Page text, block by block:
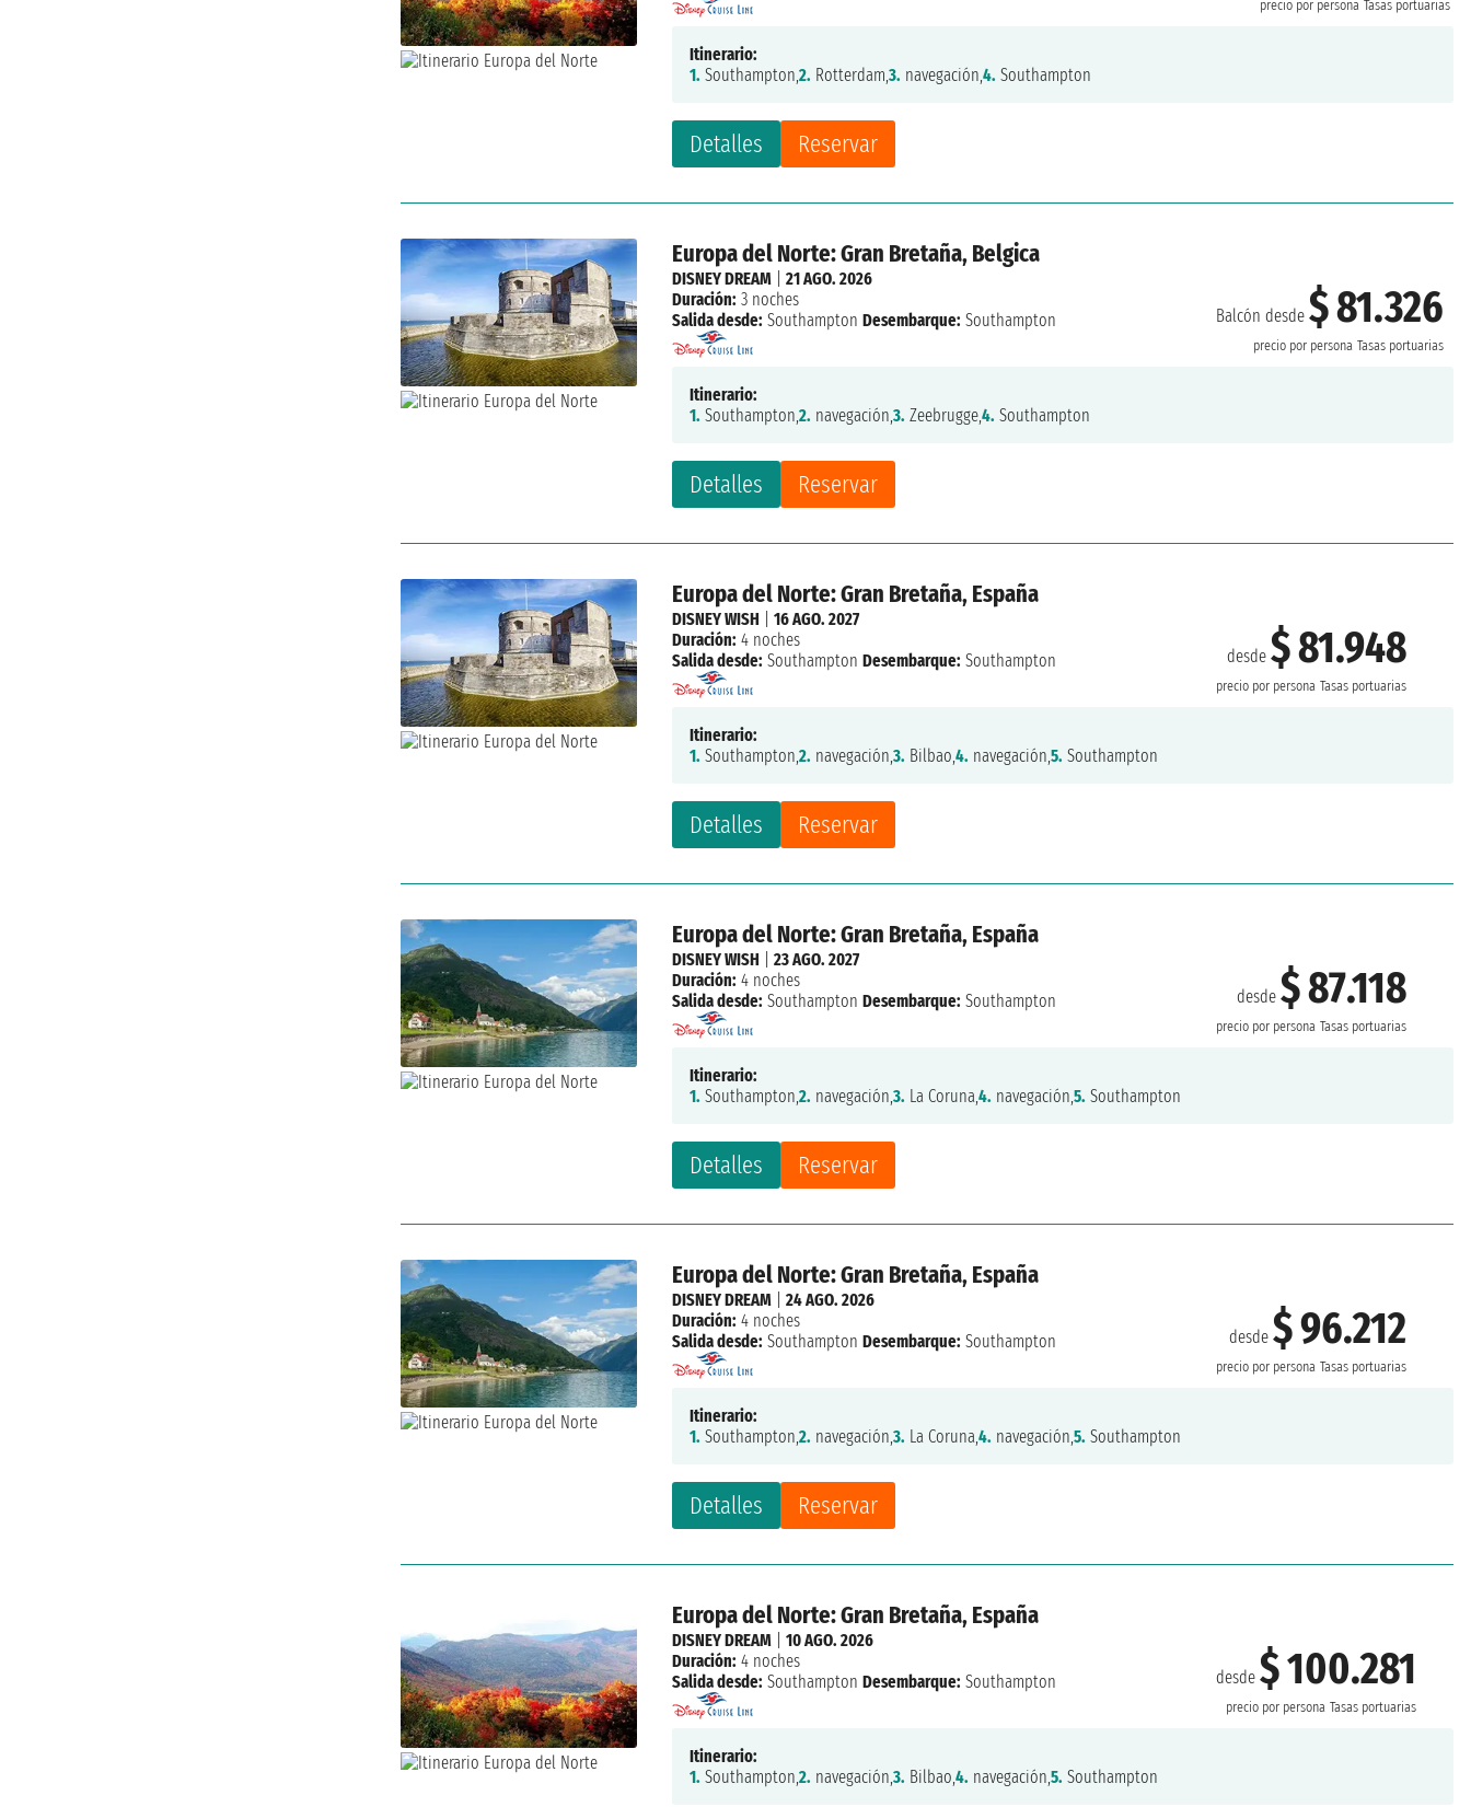
precio por persona Tasas portuarias
Detalles Reservar
Itinerario:
1. Southampton,2. Rotterdam,3. navegación,4. Southampton
Europa del Norte: Gran Bretaña, Belgica
Balcón desde$ 81.326
precio por persona Tasas portuarias
Detalles Reservar
DISNEY DREAM |21 AGO. 2026
Duración: 3 noches
Salida desde: Southampton Desembarque: Southampton
Itinerario:
1. Southampton,2. navegación,3. Zeebrugge,4. Southampton
Europa del Norte: Gran Bretaña, España
desde$ 81.948
precio por persona Tasas portuarias
Detalles Reservar
DISNEY WISH |16 AGO. 2027
Duración: 4 noches
Salida desde: Southampton Desembarque: Southampton
Itinerario:
1. Southampton,2. navegación,3. Bilbao,4. navegación,5. Southampton
Europa del Norte: Gran Bretaña, España
desde$ 87.118
precio por persona Tasas portuarias
Detalles Reservar
DISNEY WISH |23 AGO. 2027
Duración: 4 noches
Salida desde: Southampton Desembarque: Southampton
Itinerario:
1. Southampton,2. navegación,3. La Coruna,4. navegación,5. Southampton
Europa del Norte: Gran Bretaña, España
desde$ 96.212
precio por persona Tasas portuarias
Detalles Reservar
DISNEY DREAM |24 AGO. 2026
Duración: 4 noches
Salida desde: Southampton Desembarque: Southampton
Itinerario:
1. Southampton,2. navegación,3. La Coruna,4. navegación,5. Southampton
Europa del Norte: Gran Bretaña, España
desde$ 100.281
precio por persona Tasas portuarias
DISNEY DREAM |10 AGO. 2026
Duración: 4 noches
Salida desde: Southampton Desembarque: Southampton
Itinerario:
1. Southampton,2. navegación,3. Bilbao,4. navegación,5. Southampton